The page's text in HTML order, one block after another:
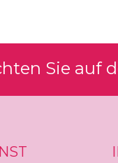
Sie auf